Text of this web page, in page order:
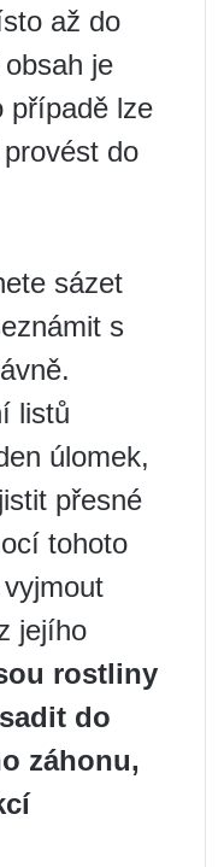
až do
je
případě lze
do
sázet
s
listů
úlomek,
přesné
tohoto
jejího
rostliny
do
záhonu,